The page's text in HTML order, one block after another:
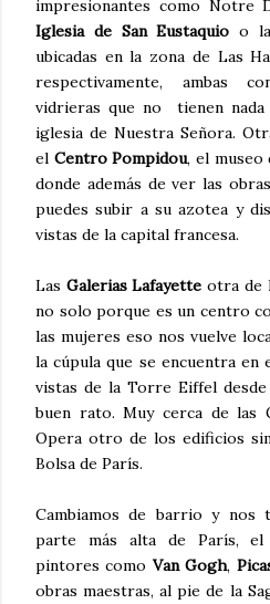
impresionantes como Notre
Iglesia de San Eustaquio o la
ubicadas en la zona de Las
respectivamente, ambas
vidrieras que no tienen nada
iglesia de Nuestra Señora.
el Centro Pompidou, el museo
donde además de ver las
puedes subir a su azotea y
vistas de la capital francesa.
Las Galerias Lafayette otra de
no solo porque es un centro
las mujeres eso nos vuelve
la cúpula que se encuentra
vistas de la Torre Eiffel
buen rato. Muy cerca de las
Opera otro de los edificios
Bolsa de París.
Cambiamos de barrio y
parte más alta de París,
pintores como Van Gogh,
obras maestras, al pie de la